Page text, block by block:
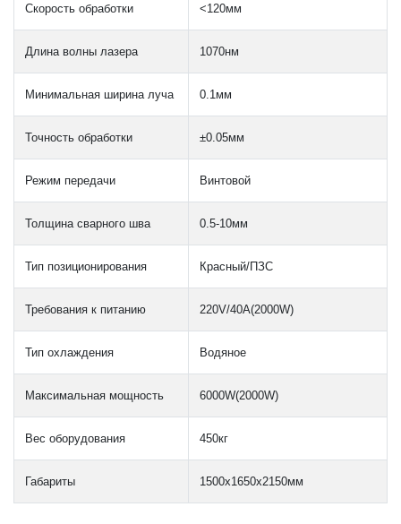
Скорость обработки <120мм
Длина волны лазера 1070нм
Минимальная ширина луча 0.1мм
Точность обработки ±0.05мм
Режим передачи Винтовой
Толщина сварного шва 0.5-10мм
Тип позиционирования Красный/ПЗС
Требования к питанию 220V/40A(2000W)
Тип охлаждения Водяное
Максимальная мощность 6000W(2000W)
Вес оборудования 450кг
Габариты 1500x1650x2150мм